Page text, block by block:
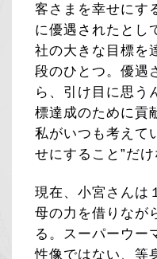
客さまを幸せにす
に優遇されたとし
社の大きな目標を
段のひとつ。優遇
ら、引け目に思う
標達成のために貢
私がいつも考えて
せにすること”だけ
現在、小宮さんは
母の力を借りなが
る。スーパーウー
性像ではない、等